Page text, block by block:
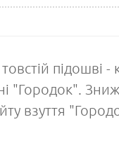
підошві -
"Городок".
взуття